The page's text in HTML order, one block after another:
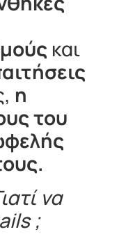
και
η
του
να
;